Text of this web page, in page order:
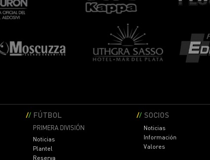
FÚTBOL
PRIMERA DIVISIÓN
Noticias
Plantel
Reserva
SOCIOS
Noticias
Información
Valores